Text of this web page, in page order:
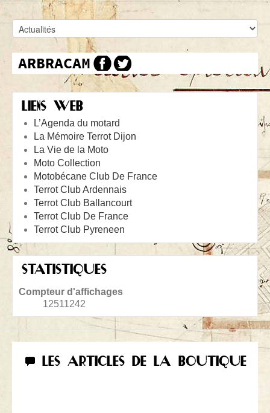
LIENS WEB
L’Agenda du motard
La Mémoire Terrot Dijon
La Vie de la Moto
Moto Collection
Motobécane Club De France
Terrot Club Ardennais
Terrot Club Ballancourt
Terrot Club De France
Terrot Club Pyreneen
STATISTIQUES
Compteur d'affichages
12511242
LES ARTICLES DE LA BOUTIQUE